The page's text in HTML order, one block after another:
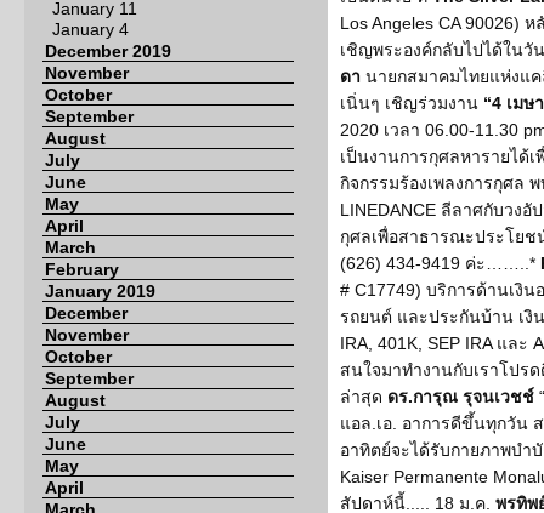
January 11
January 4
December 2019
November
October
September
August
July
June
May
April
March
February
January 2019
December
November
October
September
August
July
June
May
April
Los Angeles CA 90026)
เชิญพระองค์กลับไปได้ใน
ดา นายกสมาคมไทยแห่งแ
เนิ่นๆ เชิญร่วมงาน “4 เมษ
2020 เวลา 06.00-11.30
เป็นงานการกุศลหารายได้
กิจกรรมร้องเพลงการกุศล
LINEDANCE ลีลาศกับวง
กุศลเพื่อสาธารณะประโยช
(626) 434-9419 ค่ะ……..*
# C17749) บริการด้านเงิ
รถยนต์ และประกันบ้าน เงิ
IRA, 401K, SEP IRA และ
สนใจมาทำงานกับเราโป
ล่าสุด ดร.การุณ รุจนเวชช์
แอล.เอ. อาการดีขึ้นทุกวัน
อาทิตย์จะได้รับกายภาพบำ
Kaiser Permanente
สัปดาห์นี้..... 18 ม.ค. พรทิพ